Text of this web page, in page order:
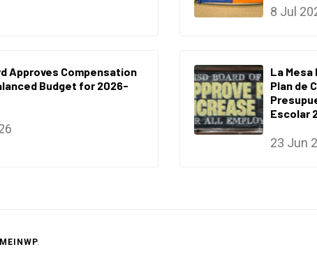
8 Jul
Approves Compensation
Budget for 2026-
La Mesa
Plan de
Escolar
23 Jun
.